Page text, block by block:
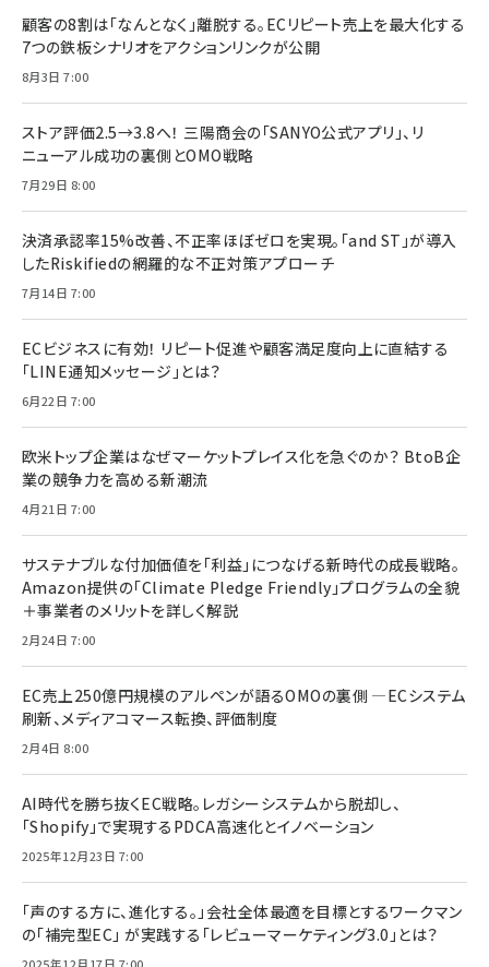
顧客の8割は「なんとなく」離脱する。ECリピート売上を最大化する
7つの鉄板シナリオをアクションリンクが公開
8月3日 7:00
ストア評価2.5→3.8へ！ 三陽商会の「SANYO公式アプリ」、リ
ニューアル成功の裏側とOMO戦略
7月29日 8:00
決済承認率15%改善、不正率ほぼゼロを実現。「and ST」が導入
したRiskifiedの網羅的な不正対策アプローチ
7月14日 7:00
ECビジネスに有効！ リピート促進や顧客満足度向上に直結する
「LINE通知メッセージ」とは？
6月22日 7:00
欧米トップ企業はなぜマーケットプレイス化を急ぐのか？ BtoB企
業の競争力を高める新潮流
4月21日 7:00
サステナブルな付加価値を「利益」につなげる新時代の成長戦略。
Amazon提供の「Climate Pledge Friendly」プログラムの全貌
＋事業者のメリットを詳しく解説
2月24日 7:00
EC売上250億円規模のアルペンが語るOMOの裏側 ―ECシステム
刷新、メディアコマース転換、評価制度
2月4日 8:00
AI時代を勝ち抜くEC戦略。レガシーシステムから脱却し、
「Shopify」で実現するPDCA高速化とイノベーション
2025年12月23日 7:00
「声のする方に、進化する。」会社全体最適を目標とするワークマン
の「補完型EC」 が実践する「レビューマーケティング3.0」とは？